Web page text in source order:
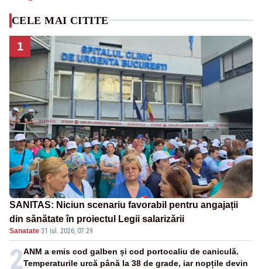
CELE MAI CITITE
1
SANITAS: Niciun scenariu favorabil pentru angajații
din sănătate în proiectul Legii salarizării
Sanatate·31 iul. 2026, 07:29
2ANM a emis cod galben și cod portocaliu de caniculă.
Temperaturile urcă până la 38 de grade, iar nopțile devin